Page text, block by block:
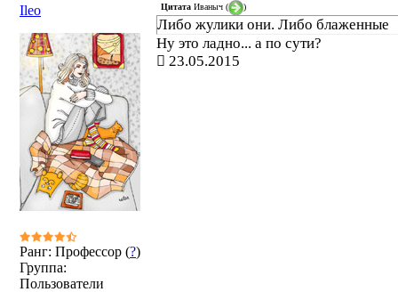
Ileo
Ранг: Профессор (?)
Группа:
Пользователи
Цитата Иваныч ( )
Либо жулики они. Либо блаженные
Ну это ладно... а по сути?
23.05.2015